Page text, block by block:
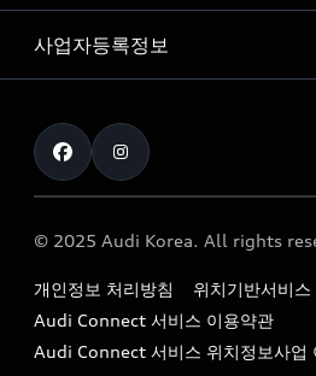
아우디 모델 비교하기
아우디 공식 인증 중고차
The new Audi A6 Taste Drive 이벤트
Audi Connect
myAudiworld
내비게이션 데이터 다운로드
아우디 영상 매뉴얼
서비스 센터
아우디 브랜드
Formula 1
Audi Story
아우디코리아 소식
아우디코리아 소개
아우디 스토리
사업자등록정보
통신판매업신고번호 : 2024-서울종
대표자명 : 틸 셰어
딩)
이메일 : audi_m@audi-ccc.co.kr
© 2025 Audi Korea. All rights
개인정보 처리방침
위치기반서비
Audi Connect 서비스 이용약관
Audi Connect 서비스 위치정보사업